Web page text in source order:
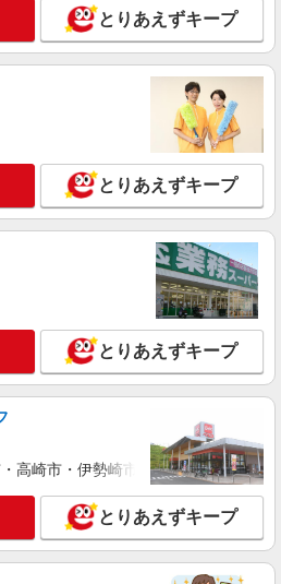
。 ※AP評価制度：あり 年1回の評価
を見直します。 ※アルバイト賞与（寸
年2回。勤続年数により金額UP。
ケアホーム草加谷塚 （埼玉県草加市谷
詳細を見る
ビスカンパニー
の調理師【正社員】
円〜26万円 ※給与は経験や前職
て決定します。 賞与年2回
ケアホーム草加谷塚 （埼玉県草加市谷
詳細を見る
店舗スタッフ（接客・調理・清掃な
円 ※22:00〜翌5:00：時給1,500円 ※
1,150円 ※早朝手当（5:00〜9:00）時給
草加市八幡町26-1
とりあえずキープ
とりあえずキープ
とりあえずキープ
高崎市・伊勢崎市・太田市・館林市
とりあえずキープ